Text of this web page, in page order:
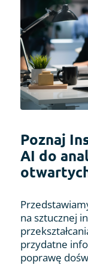
Poznaj
AI do
na sztucznej
przydatne
poprawę